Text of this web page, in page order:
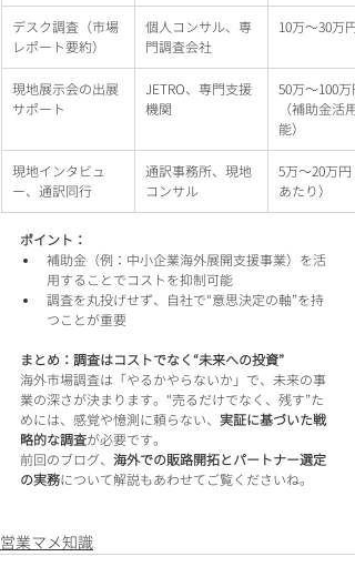
デスク調査（市場
レポート要約）
個人コンサル、専
門調査会社
10万〜30万円
現地展示会の出展
サポート
JETRO、専門支援
機関
50万〜100万円
（補助金活用
能）
現地インタビュ
ー、通訳同行
通訳事務所、現地
コンサル
5万〜20万円
あたり）
ポイント：
補助金（例：中小企業海外展開支援事業）を活
用することでコストを抑制可能
調査を丸投げせず、自社で“意思決定の軸”を持
つことが重要
まとめ：調査はコストでなく“未来への投資”
海外市場調査は「やるかやらないか」で、未来の事
業の深さが決まります。“売るだけでなく、残す”た
めには、感覚や憶測に頼らない、 実証に基づいた戦
略的な調査が必要です。
前回のブログ、 海外での販路開拓とパートナー選定
の実務について解説もあわせてご覧くださいね。
営業マメ知識